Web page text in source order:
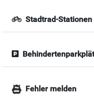
Stadtrad-Stationen
Fehler melden